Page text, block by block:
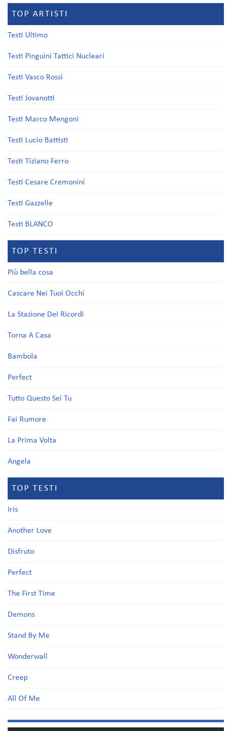
TOP ARTISTI
Testi Ultimo
Testi Pinguini Tattici Nucleari
Testi Vasco Rossi
Testi Jovanotti
Testi Marco Mengoni
Testi Lucio Battisti
Testi Tiziano Ferro
Testi Cesare Cremonini
Testi Gazzelle
Testi BLANCO
TOP TESTI
Più bella cosa
Cascare Nei Tuoi Occhi
La Stazione Dei Ricordi
Torna A Casa
Bambola
Perfect
Tutto Questo Sei Tu
Fai Rumore
La Prima Volta
Angela
TOP TESTI
Iris
Another Love
Disfruto
Perfect
The First Time
Demons
Stand By Me
Wonderwall
Creep
All Of Me